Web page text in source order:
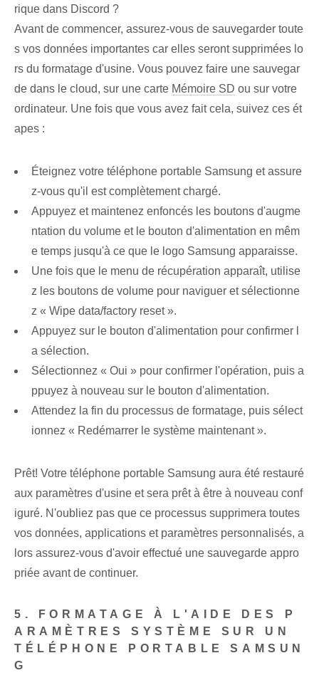
rique dans Discord ?
Avant de commencer, assurez-vous de sauvegarder toute
s vos données importantes car elles seront supprimées lo
rs du formatage d'usine. Vous pouvez faire une sauvegar
de dans le cloud, sur une carte Mémoire SD ou sur votre
ordinateur. Une fois que vous avez fait cela, suivez ces ét
apes :
Éteignez votre téléphone portable Samsung et assure
z-vous qu'il est complètement chargé.
Appuyez et maintenez enfoncés les boutons d'augme
ntation du volume et le bouton d'alimentation en mêm
e temps jusqu'à ce que le logo Samsung apparaisse.
Une fois que le menu de récupération apparaît, utilise
z les boutons de volume pour naviguer et sélectionne
z « Wipe data/factory reset ».
Appuyez sur le bouton d'alimentation pour confirmer l
a sélection.
Sélectionnez « Oui » pour confirmer l'opération, puis a
ppuyez à nouveau sur le bouton d'alimentation.
Attendez la fin du processus de formatage, puis sélect
ionnez « Redémarrer le système maintenant ».
Prêt! Votre téléphone portable Samsung aura été restauré
aux paramètres d'usine et sera prêt à être à nouveau conf
iguré. N'oubliez pas que ce processus supprimera toutes
vos données, applications et paramètres personnalisés, a
lors assurez-vous d'avoir effectué une sauvegarde appro
priée avant de continuer.
5. FORMATAGE À L'AIDE DES P
ARAMÈTRES SYSTÈME SUR UN
TÉLÉPHONE PORTABLE SAMSUN
G